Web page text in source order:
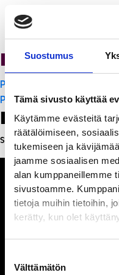
Suostumus
Tämä sivusto käyttää
Käytämme evästeitä
räätälöimiseen,
tukemiseen ja
jaamme sosiaalisen
alan kumppaneillemme
sivustoamme.
tietoja muihin tietoihin,
kerätty, kun olet
valinta
Välttämätön
Artikkelien
selaus
PanchoVilla
PanchoVilla
Leave a
Sinun täytyy kirjautua sisään